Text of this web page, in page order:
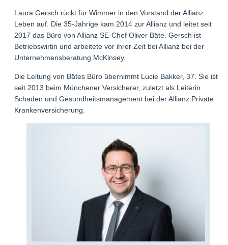
Laura Gersch rückt für Wimmer in den Vorstand der Allianz
Leben auf. Die 35-Jährige kam 2014 zur Allianz und leitet seit
2017 das Büro von Allianz SE-Chef Oliver Bäte. Gersch ist
Betriebswirtin und arbeitete vor ihrer Zeit bei Allianz bei der
Unternehmensberatung McKinsey.
Die Leitung von Bätes Büro übernimmt Lucie Bakker, 37. Sie ist
seit 2013 beim Münchener Versicherer, zuletzt als Leiterin
Schaden und Gesundheitsmanagement bei der Allianz Private
Krankenversicherung.